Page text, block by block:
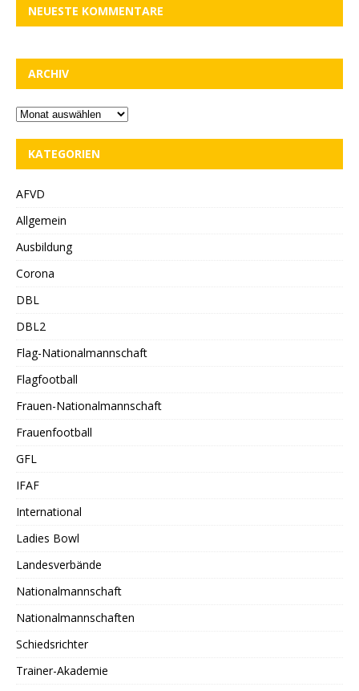
NEUESTE KOMMENTARE
ARCHIV
KATEGORIEN
AFVD
Allgemein
Ausbildung
Corona
DBL
DBL2
Flag-Nationalmannschaft
Flagfootball
Frauen-Nationalmannschaft
Frauenfootball
GFL
IFAF
International
Ladies Bowl
Landesverbände
Nationalmannschaft
Nationalmannschaften
Schiedsrichter
Trainer-Akademie